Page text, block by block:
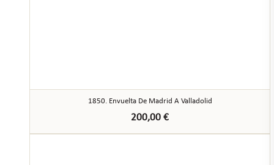
1850. Envuelta De Madrid A Valladolid
200,00 €